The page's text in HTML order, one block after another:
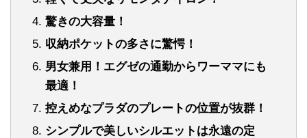
驚きの大容量！
収納ポケットの多さに驚愕！
男女兼用！エグゼの通勤からワーママにも
最適！
控えめなプラダのプレートの位置が抜群！
シンプルで美しいシルエットは永遠の定